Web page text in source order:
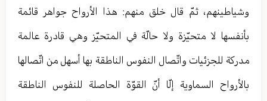
وشياطينهم، ثمّ قال خلق منهم: هذا الأرواح جواهر قائمة
بأنفسها لا متحيّزة ولا حالّة في المتحيّز وهي قادرة عالمة
مدركة للجزئيات واتّصال النفوس الناطقة بها أسهل من اتّصالها
بالأرواح السماوية إلّا أنّ القوّة الحاصلة للنفوس الناطقة